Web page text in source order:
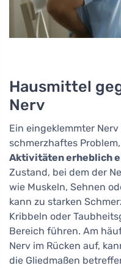
Hausmittel
Nerv
Ein eingeklemmter
schmerzhaftes
Aktivitäten erheblich
Zustand, bei dem der
wie Muskeln, Sehnen
kann zu starken
Kribbeln oder
Bereich führen. Am
Nerv im Rücken auf,
die Gliedmaßen